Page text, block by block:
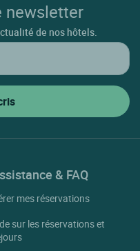
newsletter
de nos hôtels.
& FAQ
mes réservations
sur les réservations et